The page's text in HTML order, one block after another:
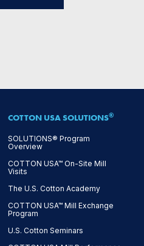
COTTON USA SOLUTIONS®
SOLUTIONS® Program
Overview
COTTON USA™ On-Site Mill
Visits
The U.S. Cotton Academy
COTTON USA™ Mill Exchange
Program
U.S. Cotton Seminars